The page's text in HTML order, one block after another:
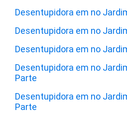
Desentupidora em no
Desentupidora em no
Desentupidora em no
Desentupidora em no
Parte
Desentupidora em no
Parte